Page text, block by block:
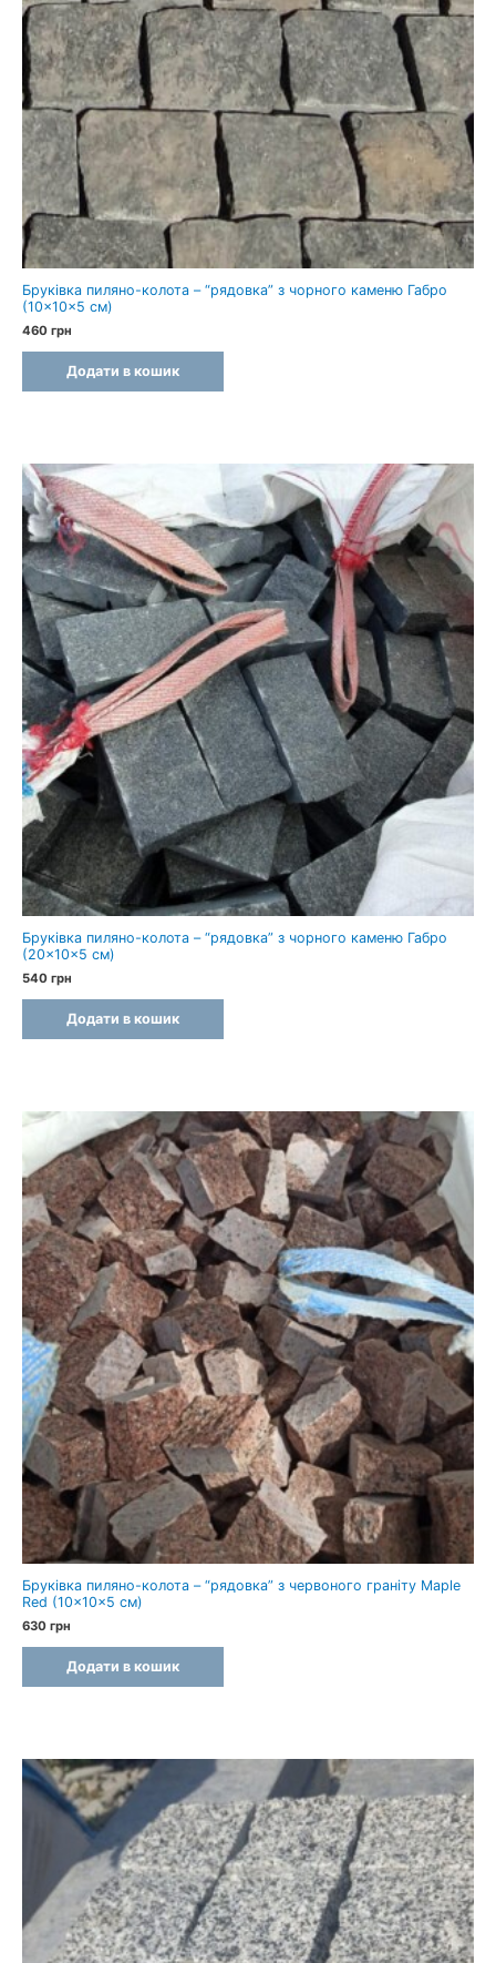
Бруківка пиляно-колота – “рядовка” з чорного каменю Габро
(10×10×5 см)
460 грн
Додати в кошик
Бруківка пиляно-колота – “рядовка” з чорного каменю Габро
(20×10×5 см)
540 грн
Додати в кошик
Бруківка пиляно-колота – “рядовка” з червоного граніту Maple
Red (10×10×5 см)
630 грн
Додати в кошик